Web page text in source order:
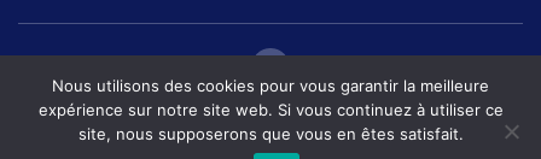
Copyright © 2021. Fret Solutions. All rights reservedPolitique de
Nous utilisons des cookies pour vous garantir la meilleure
expérience sur notre site web. Si vous continuez à utiliser ce
site, nous supposerons que vous en êtes satisfait.